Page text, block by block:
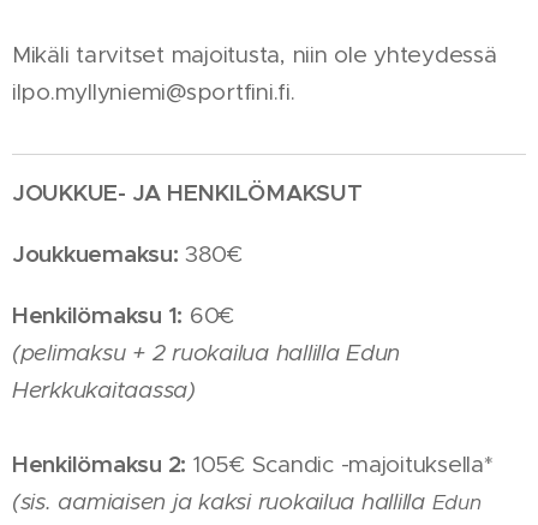
Mikäli tarvitset majoitusta, niin ole yhteydessä
ilpo.myllyniemi@sportfini.fi.
JOUKKUE- JA HENKILÖMAKSUT
Joukkuemaksu: 380€
Henkilömaksu 1: 60€
(pelimaksu + 2 ruokailua hallilla Edun
Herkkukaitaassa)
Henkilömaksu 2: 105€ Scandic -majoituksella*
(sis. aamiaisen ja kaksi ruokailua hallilla Edun